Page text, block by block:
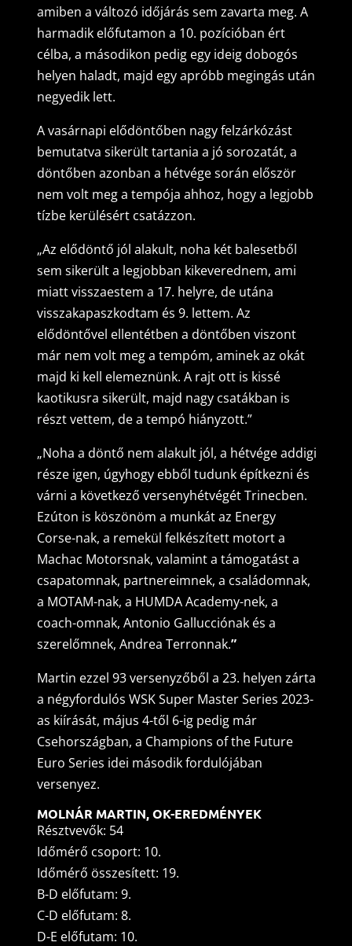
amiben a változó időjárás sem zavarta meg. A
harmadik előfutamon a 10. pozícióban ért
célba, a másodikon pedig egy ideig dobogós
helyen haladt, majd egy apróbb megingás után
negyedik lett.
A vasárnapi elődöntőben nagy felzárkózást
bemutatva sikerült tartania a jó sorozatát, a
döntőben azonban a hétvége során először
nem volt meg a tempója ahhoz, hogy a legjobb
tízbe kerülésért csatázzon.
„Az elődöntő jól alakult, noha két balesetből
sem sikerült a legjobban kikeverednem, ami
miatt visszaestem a 17. helyre, de utána
visszakapaszkodtam és 9. lettem. Az
elődöntővel ellentétben a döntőben viszont
már nem volt meg a tempóm, aminek az okát
majd ki kell elemeznünk. A rajt ott is kissé
kaotikusra sikerült, majd nagy csatákban is
részt vettem, de a tempó hiányzott.”
„Noha a döntő nem alakult jól, a hétvége addigi
része igen, úgyhogy ebből tudunk építkezni és
várni a következő versenyhétvégét Trinecben.
Ezúton is köszönöm a munkát az Energy
Corse-nak, a remekül felkészített motort a
Machac Motorsnak, valamint a támogatást a
csapatomnak, partnereimnek, a családomnak,
a MOTAM-nak, a HUMDA Academy-nek, a
coach-omnak, Antonio Gallucciónak és a
szerelőmnek, Andrea Terronnak.”
Martin ezzel 93 versenyzőből a 23. helyen zárta
a négyfordulós WSK Super Master Series 2023-
as kiírását, május 4-től 6-ig pedig már
Csehországban, a Champions of the Future
Euro Series idei második fordulójában
versenyez.
MOLNÁR MARTIN, OK-EREDMÉNYEK
Résztvevők: 54
Időmérő csoport: 10.
Időmérő összesített: 19.
B-D előfutam: 9.
C-D előfutam: 8.
D-E előfutam: 10.